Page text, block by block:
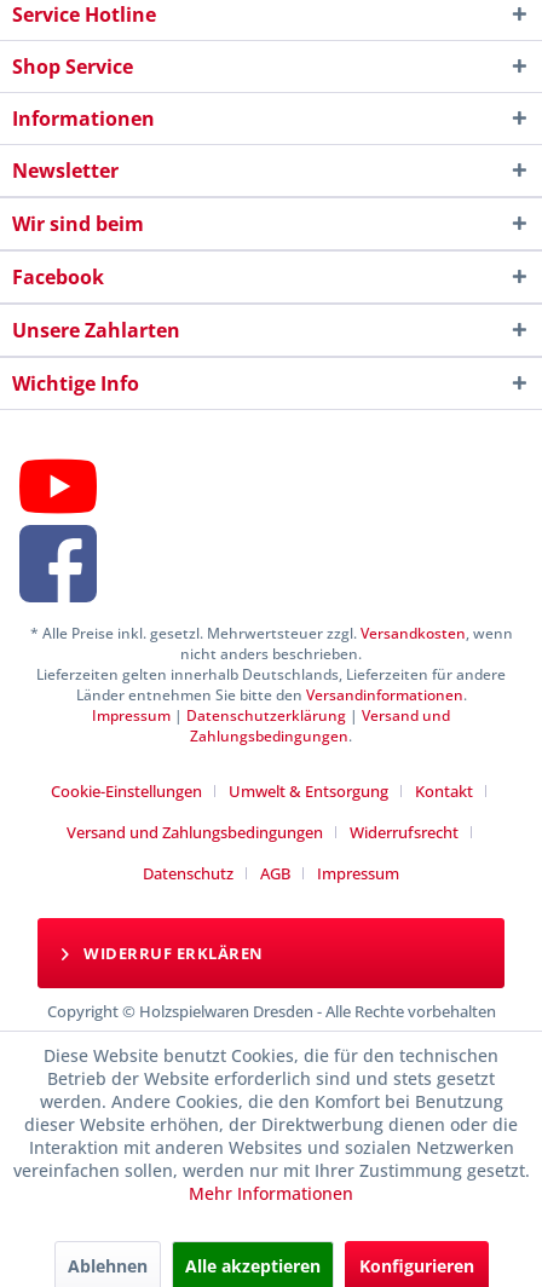
Service Hotline
Shop Service
Informationen
Newsletter
Wir sind beim
Facebook
Unsere Zahlarten
Wichtige Info
* Alle Preise inkl. gesetzl. Mehrwertsteuer zzgl.Versandkosten, wenn
nicht anders beschrieben.
Lieferzeiten gelten innerhalb Deutschlands, Lieferzeiten für andere
Länder entnehmen Sie bitte den Versandinformationen.
Impressum | Datenschutzerklärung | Versand und
Zahlungsbedingungen.
Cookie-Einstellungen Umwelt & Entsorgung
Kontakt
Versand und Zahlungsbedingungen
Widerrufsrecht
Datenschutz
AGB Impressum
WIDERRUF ERKLÄREN
Copyright © Holzspielwaren Dresden - Alle Rechte vorbehalten
Diese Website benutzt Cookies, die für den technischen
Betrieb der Website erforderlich sind und stets gesetzt
werden. Andere Cookies, die den Komfort bei Benutzung
dieser Website erhöhen, der Direktwerbung dienen oder die
Interaktion mit anderen Websites und sozialen Netzwerken
vereinfachen sollen, werden nur mit Ihrer Zustimmung gesetzt.
Mehr Informationen
Ablehnen Alle akzeptieren Konfigurieren